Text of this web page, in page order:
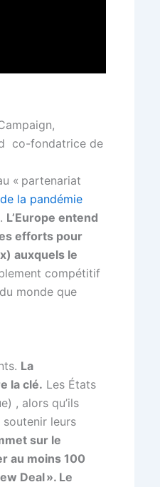
co-fondatrice de
« partenariat
la pandémie
L’Europe entend
efforts pour
auxquels le
compétitif
monde que
La
la clé. Les États
, alors qu’ils
leurs
sur le
au moins 100
Deal ». Le